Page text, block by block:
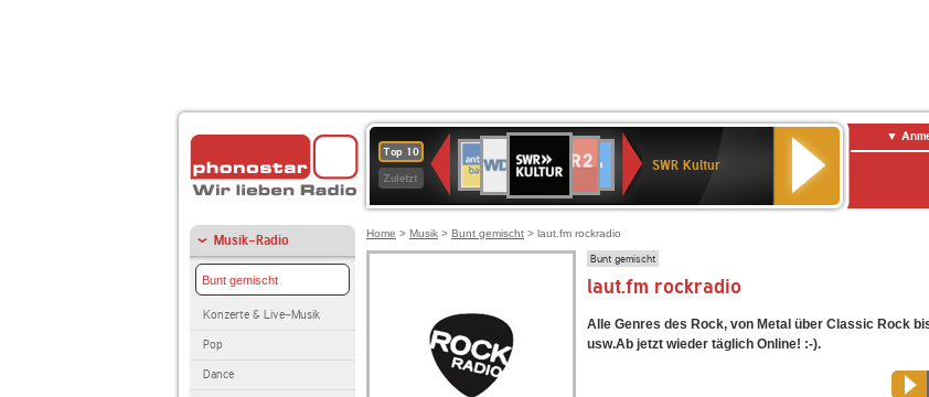
Top 10
Zuletzt
Deutschlandfunk
80er
90er
OLDIE
ANTENNE
SWR3
WDR
4
BR-
KLASSIK
Deutschlandfunk
Kultur
ANTENNE
BAYERN
2
Kultur2
SWR Kultur
Musik-Radio
Bunt gemischt
Konzerte & Live-Musik
Pop
Dance
Home > Musik > Bunt gemischt > laut.fm rockradio
Bunt gemischt
laut.fm rockradio
Alle Genres des Rock, von Metal über Classic Rock
usw.Ab jetzt wieder täglich Online! :-).